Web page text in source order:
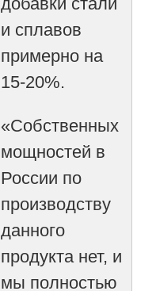
и сплавов
примерно на
15-20%.
«Собственных
мощностей в
России по
производству
данного
продукта нет, и
мы полностью